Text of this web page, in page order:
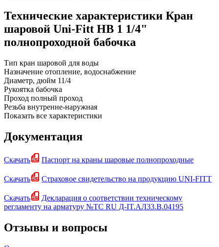
Технические характеристики Кран
шаровой Uni-Fitt НВ 1 1/4"
полнопроходной бабочка
Тип кран шаровой для воды
Назначение отопление, водоснабжение
Диаметр, дюйм 11/4
Рукоятка бабочка
Проход полный проход
Резьба внутренне-наружная
Показать все характеристики
Документация
Скачать Паспорт на краны шаровые полнопроходные
Скачать Страховое свидетельство на продукцию UNI-FITT
Скачать
Декларация о соответствии техническому
регламенту на арматуру №ТС RU Д-IT.АЛ33.В.04195
Отзывы и вопросы